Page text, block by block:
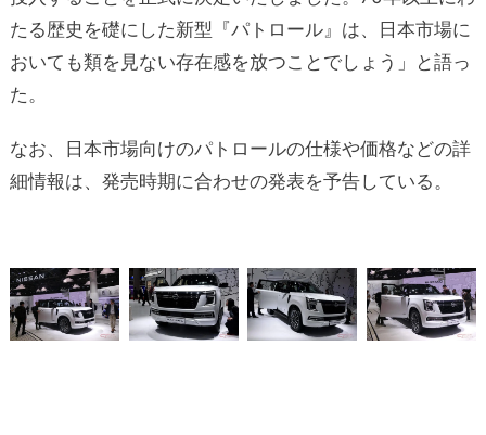
たる歴史を礎にした新型『パトロール』は、日本市場に
おいても類を見ない存在感を放つことでしょう」と語っ
た。
なお、日本市場向けのパトロールの仕様や価格などの詳
細情報は、発売時期に合わせの発表を予告している。